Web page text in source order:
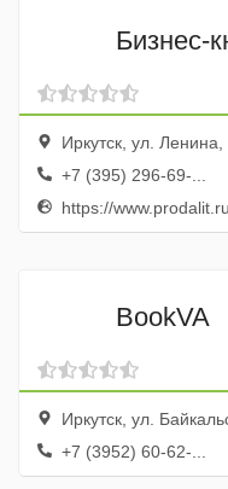
Бизнес-
Иркутск, ул. Ленина,
+7 (395) 296-69-...
https://www.prodalit.ru
BookVA
Иркутск, ул.
+7 (3952) 60-62-...